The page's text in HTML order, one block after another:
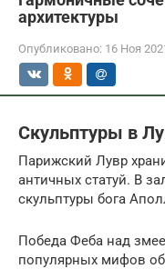
архитектуры
Опубликовано: 16 Ноя
Скульптуры в
Парижский Лувр
античных статуй. В
скульптуры бога
Победа Феба над
популярных мифов